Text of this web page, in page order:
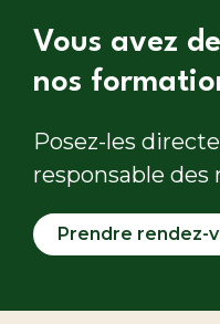
Vous avez
nos
Posez-les
responsable
Prendre rendez-